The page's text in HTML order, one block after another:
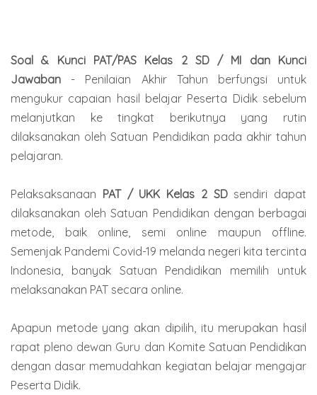
Soal & Kunci PAT/PAS Kelas 2 SD / MI dan Kunci
Jawaban - Penilaian Akhir Tahun berfungsi untuk
mengukur capaian hasil belajar Peserta Didik sebelum
melanjutkan ke tingkat berikutnya yang rutin
dilaksanakan oleh Satuan Pendidikan pada akhir tahun
pelajaran.
Pelaksaksanaan PAT / UKK Kelas 2 SDsendiri dapat
dilaksanakan oleh Satuan Pendidikan dengan berbagai
metode, baik online, semi online maupun offline.
Semenjak Pandemi Covid-19 melanda negeri kita tercinta
Indonesia, banyak Satuan Pendidikan memilih untuk
melaksanakan PAT secara online.
Apapun metode yang akan dipilih, itu merupakan hasil
rapat pleno dewan Guru dan Komite Satuan Pendidikan
dengan dasar memudahkan kegiatan belajar mengajar
Peserta Didik.